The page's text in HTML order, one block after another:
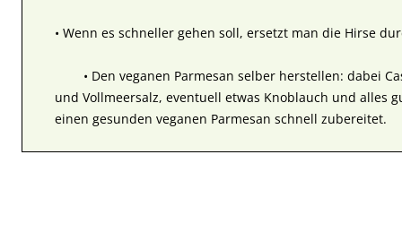
• Wenn es schneller gehen soll, ersetzt man die Hirse
• Den veganen Parmesan selber herstellen: dabei
und Vollmeersalz, eventuell etwas Knoblauch und alles
einen gesunden veganen Parmesan schnell zubereitet.